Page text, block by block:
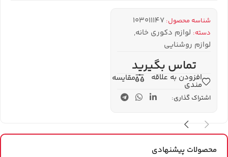
شناسه محصول: 103011147
دسته: لوازم دکوری خانه,
لوازم روشنایی
تماس بگیرید
افزودن به علاقه
مندی
مقایسه
اشتراک گذاری:
محصولات پیشنهادی